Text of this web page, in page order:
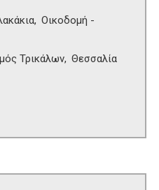
Οικοδομή -
Τρικάλων Θεσσαλία